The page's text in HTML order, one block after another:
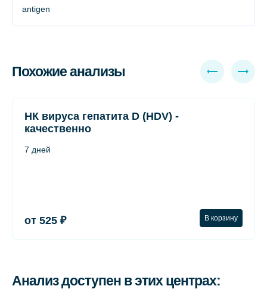
antigen
Похожие анализы
НК вируса гепатита D (HDV) -
качественно
7 дней
от 525 ₽ В корзину
Анализ доступен в этих центрах: